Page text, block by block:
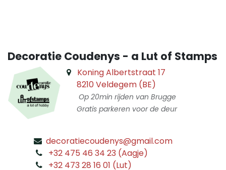
Decoratie Coudenys - a Lut of Stamps
Koning Albertstraat 17
8210 Veldegem (BE)
Op 20min rijden van Brugge
Gratis parkeren voor de deur
decoratiecoudenys@gmail.com
+32 475 46 34 23 (Aagje)
+32 473 28 16 01 (Lut)